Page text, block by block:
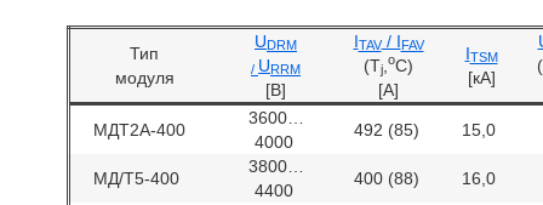
Тип
модуля
U DRM
/ U RRM
[B]
ITAV/ I FAV
(Tj
oC)
[A]
ITSM
[кA]
МДТ2А-400
3600…
4000
492 (85) 15,0
МД/Т5-400
3800…
4400
400 (88)
16,0